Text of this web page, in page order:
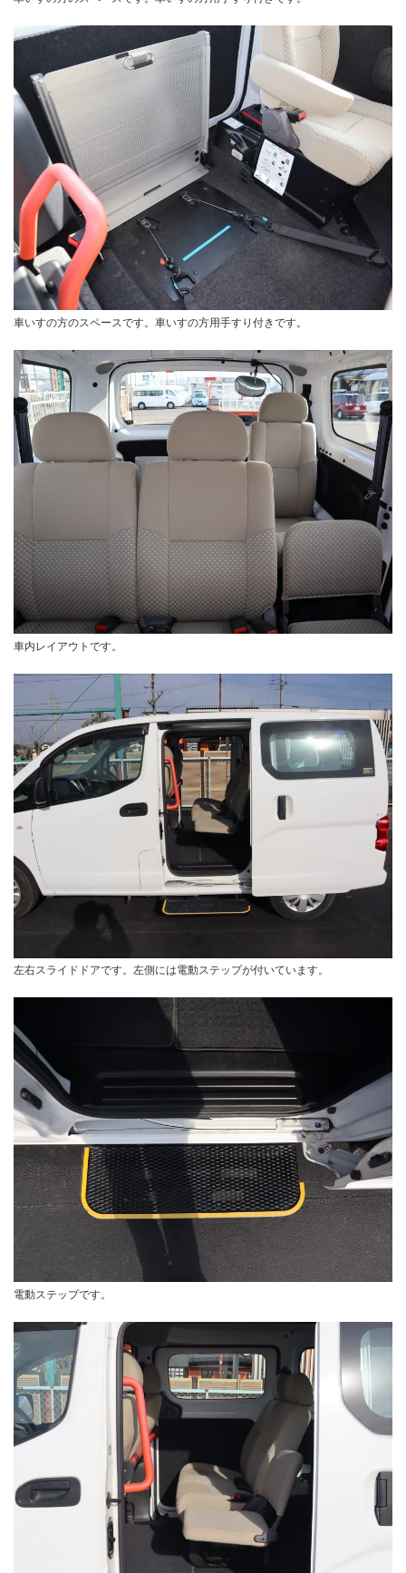
車いすの方のスペースです。車いすの方用手すり付きです。
車内レイアウトです。
左右スライドドアです。左側には電動ステップが付いています。
電動ステップです。